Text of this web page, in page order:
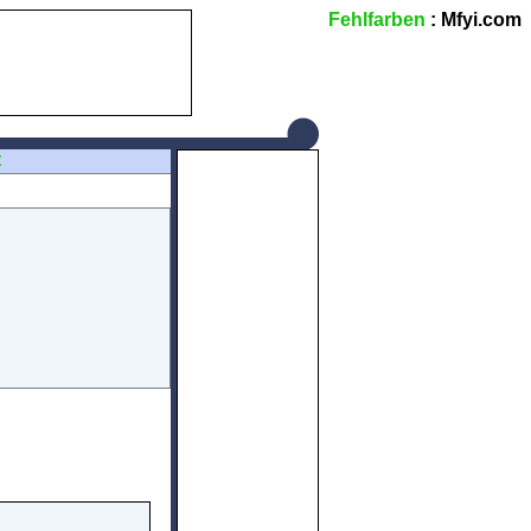
Fehlfarben : Mfyi.com